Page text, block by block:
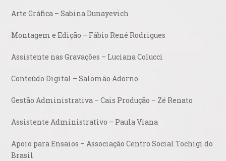
Arte Gráfica – Sabina Dunayevich
Montagem e Edição – Fábio René Rodrigues
Assistente nas Gravações – Luciana Colucci
Conteúdo Digital – Salomão Adorno
Gestão Administrativa – Cais Produção – Zé Renato
Assistente Administrativo – Paula Viana
Apoio para Ensaios – Associação Centro Social Tochigi do
Brasil